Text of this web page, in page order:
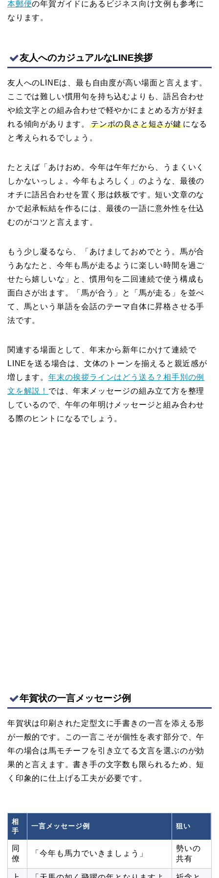
本郵便の年賀ガイドにあるビジネス向け文例も参考に
なります。
友人へのカジュアルなLINE挨拶
友人へのLINEは、最も自由度が高い場面と言えます。
ここでは難しい慣用句を持ち込むよりも、語呂合わせ
や絵文字との組み合わせで軽やかにまとめる方が好ま
れる傾向があります。
テンポの良さと短さが鍵になる
と考えられるでしょう。
たとえば「あけおめ。今年は午年だから、うまくいく
しかないっしょ。今年もよろしく」のような、最後の
オチに語呂合わせを置く形は鉄板です。短い文章のな
かで起承転結を作るには、最後の一語に意外性を仕込
むのがコツと言えます。
もう少し凝るなら、「あけましておめでとう。馬が合
うあなたと、今年も馬が走るように楽しい時間を過ご
せたら嬉しいな」と、慣用句を二回連続で使う構成も
面白さが出ます。「馬が合う」と「馬が走る」を並べ
て、馬という単語を会話のテーマ自体に昇格させる手
法です。
関連する場面として、年末から新年にかけて連続で
LINEを送る場合は、文体のトーンを揃えると親近感が
増します。 年末の挨拶ラインはどう送る？相手別の例
文を解説！ では、年末メッセージの組み立て方を整理
しているので、午年の年明けメッセージと組み合わせ
る際のヒントになるでしょう。
年賀状の一言メッセージ例
年賀状は印刷された定型文に手書きの一言を添える形
が一般的です。この一言こそが個性を表す部分で、午
年の場合は馬モチーフを引き立てる文言を選ぶのが効
果的と言えます。書き手の文字数も限られるため、短
く印象的に仕上げる工夫が必要です。
相
手
一言メッセージ例 狙い
同
僚
「今年も馬力でいきましょう」
勢いの
共有